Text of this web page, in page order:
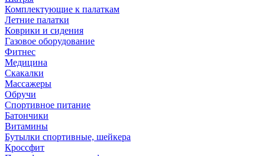
Комплектующие к палаткам
Летние палатки
Коврики и сидения
Газовое оборудование
Фитнес
Медицина
Скакалки
Массажеры
Обручи
Спортивное питание
Батончики
Витамины
Бутылки спортивные, шейкера
Кроссфит